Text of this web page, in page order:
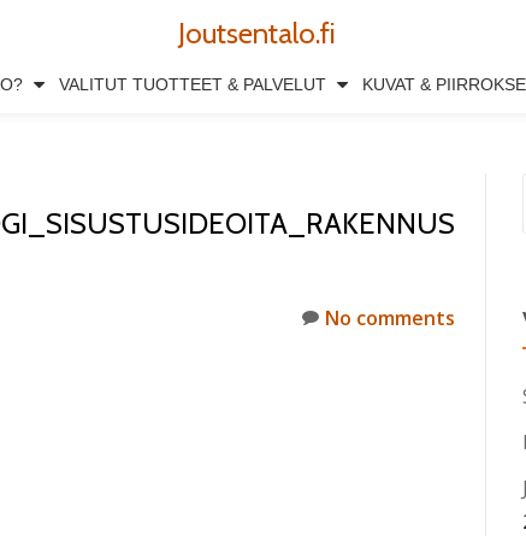
Joutsentalo.fi
VALITUT TUOTTEET & PALVELUT KUVAT &
No comments